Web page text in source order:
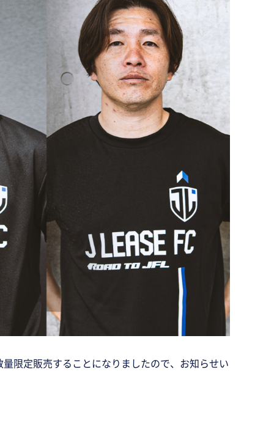
限定販売することになりましたので、お知らせい